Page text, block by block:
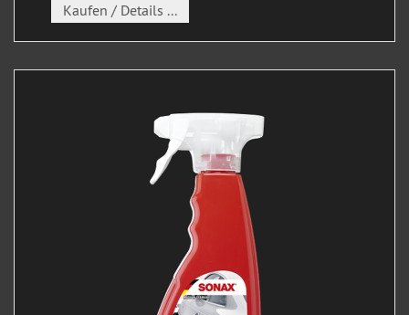
Kaufen / Details ...